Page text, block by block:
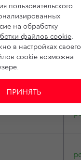
пользовательского
на обработку
файлов cookie.
в настройках своего
cookie возможна
ПРИНЯТЬ